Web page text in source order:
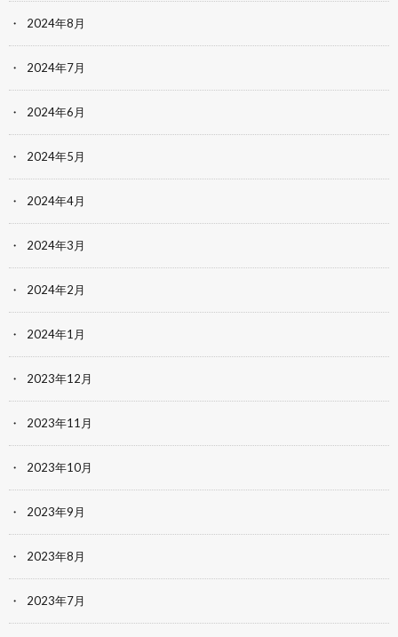
2024年8月
2024年7月
2024年6月
2024年5月
2024年4月
2024年3月
2024年2月
2024年1月
2023年12月
2023年11月
2023年10月
2023年9月
2023年8月
2023年7月